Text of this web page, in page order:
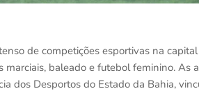
de competições esportivas na
marciais, baleado e futebol feminino. As
dos Desportos do Estado da Bahia,